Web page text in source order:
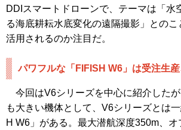
DDIスマートドローンで、テーマは「水
る海底耕耘水底変化の遠隔撮影」とのこ
活用されるのか注目だ。
パワフルな「FIFISH W6」は受注生
今回はV6シリーズを中心に紹介した
も大きい機体として、V6シリーズとは
H W6」がある。最大潜航深度350m、